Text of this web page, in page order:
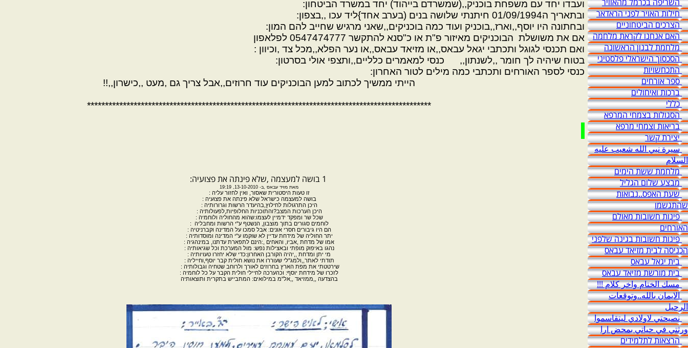
חילות האויר לפני הראדאר
הצרכים הביטחוניים
האם אנחנו לקראת מלחמה
מלחמת לבנון הראשונה
הסכסוך הישראלי פלסטיני
התכחשויות
ספר אורחים
ברכות ואיחולים
כללי
הסגולות בצמחי המרפא
בריאות וצמחי מרפא
יצירת קשר
سيرة نبي الله شعيب عليه
السلام
מלחמת ששת הימים
מבצע שלום הגליל
שעת האפס..נבואות
שהתגשמו
פינות חשובות מאולם
האורחים
פינות חשובות בגינה שלפני
הכניסה לבית מזיאד עבאס
בית יגאל עבאס
בית מורשת מזיאד עבאס
مسك الختام واخر كلام !!!
الايمان بالله..وتوقعات
الرحيل
نصيحتي لاولادي ليتقاسموا
ورثتي في حياتي بمحض ارا
הרצאות לתלמידים
ועבדו יחד עם משפחת בוכניק,,(שמשרדם בייהוד) יחד במשרד הביטחון:
ובתאריך ה01/09/1994 חיתנתי שלושה בנים (בערב אחד}ליד עכו ,,בצפון:
ובחתונה היו יוסף,,וארז,,בוכניק ועוד כמה בוכניקים,,שאני מרגיש שחייב להם המון:
אם את משושלת הבוכניקים מאיזור פ"ת או כ"סנא להתקשר 0547474777 לפלאפון
ואם תכנסי לגוגל ותכתבי יגאל עבאס,,או מזיאד עבאס,,או נער הפלא,,מכל צד ,וכיוון :
בטוח שיהיה לך חומר ,,לשנתון,, כנסי למאמרים כלליים,,ותצפי אולי בסרטון:
כנסי לספר האורחים ותכתבי כמה מילים לטור האחרון:
הייתי ממשיך לכתוב למען הבוכניקים עוד חרוזים,,אבל צריך גם ,מעט ,,כישרון,,!!
************************************************************************************************
:
מאת מזיד עבאס ,ב- 13-10-2010, 19:19
זו טעות היסטורית שאסור, ואין לחזור עליה :
בושה למעצמה כישראל שלא פינתה את פצועיה :
היכן התרגולות לחילוץ,בהיעדר הרשות וגרורותיה :
היכן הערכות המצב?והתוכניות החלופיות,לפעולותיה :
שכל שר ומפקד ידמיין לעצמו:שהוא מהחוליה ולוחמיה :
לוחמים סגורים בתוך מוצבון, הנשטף ע"י הרשות ומחבליה :
הם היו גיבורים חסרי אונים: אבל סמכו על המדינה וקברניטיה :
יתר החוליה של מידחת עדיין לא שוקמו ע"י המדינה ומוסדותיה :
אמו של מדחת ,אביו, והאחים ,:הינם לתפארת עדתנו, במינהגיה :
נהגו באיפוק מופתי ובאצילות נפש: מול המערכת וכל שגיאותיה :
מי יתן ומדחת ,,יהיה הקורבן האחרון:כדי שלא יחזרו טעויותיה :
תודתי לאתר,,ולמג"לי שעוררו את נושא חולית קבר יוסף,וחייליה :
שירטטתי את מפת הארץ בחרוזים לאורך ולרוחב שטחיה וגבולותיה :
לזכרו של מידחת יוסף: וכהערכה לחיילי חולית הקבר על כל לוחמיה :
בהצדעה
ממזיאד ,,אל"מ במילואים: המתבייש בתקרית ותוצאותיה